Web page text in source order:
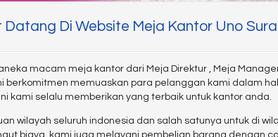
Di Website Meja Kantor Uno
macam meja kantor dari Meja Direktur , Meja
berkomitmen memuaskan para pelanggan kami dalam
kami selalu memberikan yang terbaik untuk kantor anda.
wilayah seluruh indonesia dan salah satunya untuk di
biaya, kami juga melayani pembelian barang dengan